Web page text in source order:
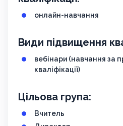
онлайн-навчання
Види підвищення
вебінари (навчання за
кваліфікації)
Цільова група:
Вчитель